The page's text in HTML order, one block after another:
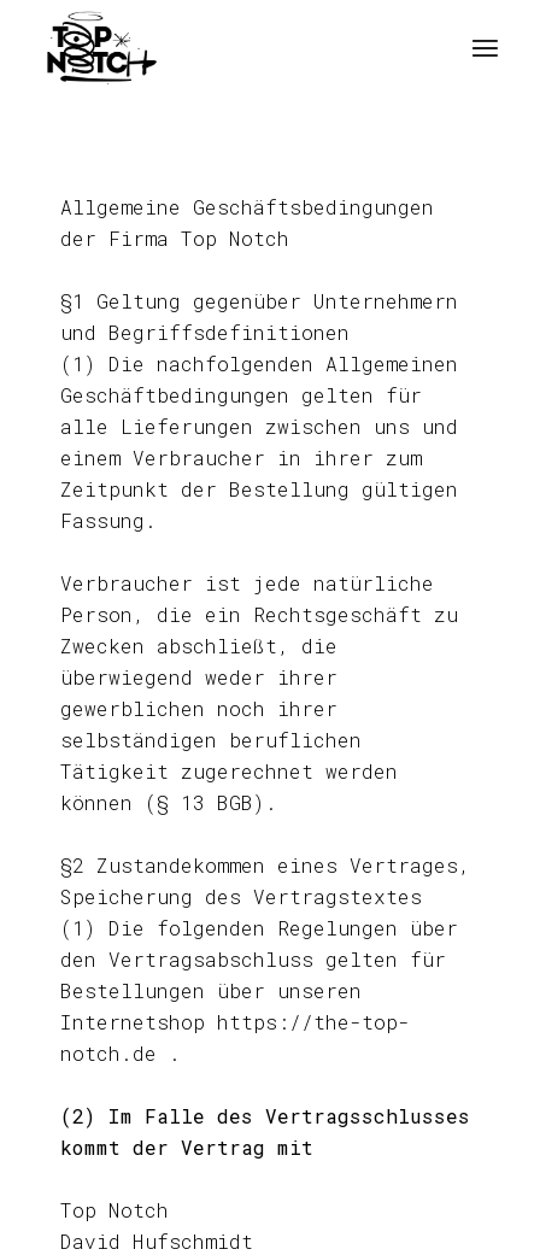
Allgemeine Geschäftsbedingungen
der Firma Top Notch
§1 Geltung gegenüber Unternehmern
und Begriffsdefinitionen
(1) Die nachfolgenden Allgemeinen
Geschäftbedingungen gelten für
alle Lieferungen zwischen uns und
einem Verbraucher in ihrer zum
Zeitpunkt der Bestellung gültigen
Fassung.
Verbraucher ist jede natürliche
Person, die ein Rechtsgeschäft zu
Zwecken abschließt, die
überwiegend weder ihrer
gewerblichen noch ihrer
selbständigen beruflichen
Tätigkeit zugerechnet werden
können (§ 13 BGB).
§2 Zustandekommen eines Vertrages,
Speicherung des Vertragstextes
(1) Die folgenden Regelungen über
den Vertragsabschluss gelten für
Bestellungen über unseren
Internetshop https://the-top-
notch.de .
(2) Im Falle des Vertragsschlusses
kommt der Vertrag mit
Top Notch
David Hufschmidt